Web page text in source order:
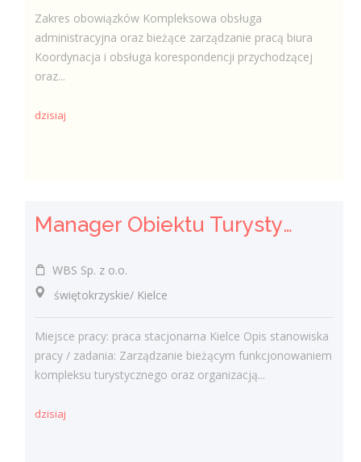
Zakres obowiązków Kompleksowa obsługa
administracyjna oraz bieżące zarządzanie pracą biura
Koordynacja i obsługa korespondencji przychodzącej
oraz...
dzisiaj
Manager Obiektu Turystycznego (k/m/n)
WBS Sp. z o.o.
świętokrzyskie/ Kielce
Miejsce pracy: praca stacjonarna Kielce Opis stanowiska
pracy / zadania: Zarządzanie bieżącym funkcjonowaniem
kompleksu turystycznego oraz organizacją...
dzisiaj